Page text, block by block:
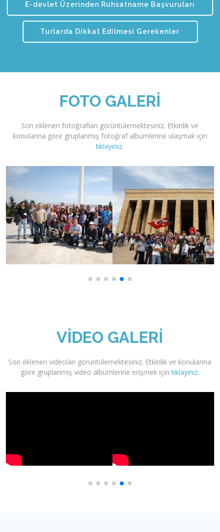
E-devlet Üzerinden Ruhsatname Başvuruları
Turlarda Dikkat Edilmesi Gerekenler
FOTO GALERI
Son eklenen fotoğrafları görüntülemektesiniz. Etkinlik ve
konularına göre gruplanmış fotoğraf albümlerine ulaşmak için
tıklayınız.
VIDEO GALERI
Son eklenen videoları görüntülemektesiniz. Etkinlik ve konularına
göre gruplanmış video albümlerine erişmek içintıklayınız.